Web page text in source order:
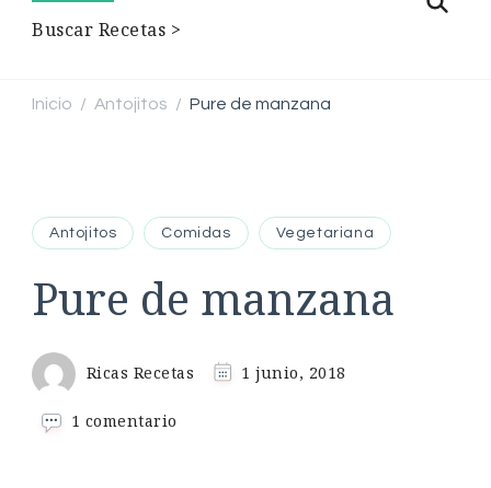
Buscar Recetas >
Inicio / Antojitos / Pure de manzana
Antojitos Comidas Vegetariana
Pure de manzana
Ricas Recetas 1 junio, 2018
1 comentario